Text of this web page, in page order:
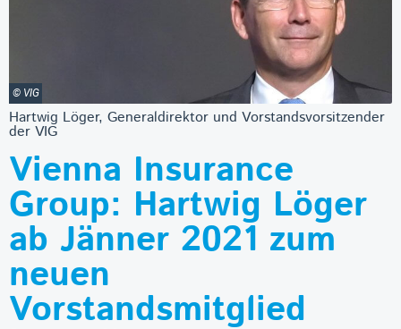
© VIG
Hartwig Löger, Generaldirektor und Vorstandsvorsitzender
der VIG
Vienna Insurance
Group: Hartwig Löger
ab Jänner 2021 zum
neuen
Vorstandsmitglied